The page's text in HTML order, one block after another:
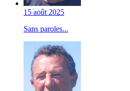
15 août 2025
Sans paroles...